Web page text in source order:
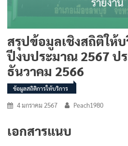
สรุปข้อมูลเชิงสถิติให้บ
ปีงบประมาณ 2567 ป
ธันวาคม 2566
ข้อมูลสถิติการให้บริการ
4 มกราคม 2567 Peach1980
เอกสารแนบ